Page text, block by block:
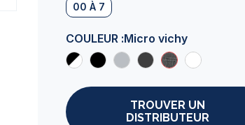
00 À 7
COULEUR :Micro vichy
TROUVER UN
DISTRIBUTEUR